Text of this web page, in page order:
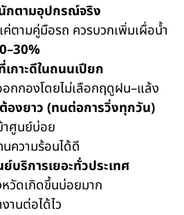
กตามอุปกรณ์จริง
ตามคู่มือรถ ควรบวกเพิ่มเผื่อน้ำ
กาะดีในถนนเปียก
กกองโดยไม่เลือกฤดูฝน–แล้ง
องยาว (ทนต่อการวิ่งทุกวัน)
าศูนย์บ่อย
ความร้อนได้ดี
ริการเยอะทั่วประเทศ
วัดเกิดขึ้นบ่อยมาก
านต่อได้ไว